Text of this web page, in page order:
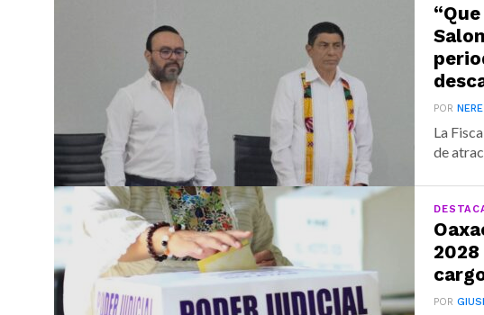
POR
La
de
POR